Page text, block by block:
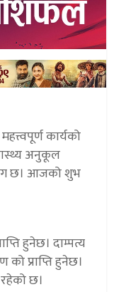
कार्यको
अनुकूल
छ। आजको शुभ
हुनेछ। दाम्पत्य
प्राप्ति हुनेछ।
छ।